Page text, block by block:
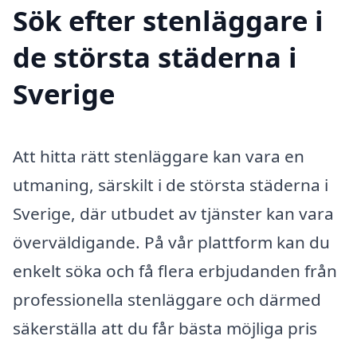
Sök efter stenläggare i
de största städerna i
Sverige
Att hitta rätt stenläggare kan vara en
utmaning, särskilt i de största städerna i
Sverige, där utbudet av tjänster kan vara
överväldigande. På vår plattform kan du
enkelt söka och få flera erbjudanden från
professionella stenläggare och därmed
säkerställa att du får bästa möjliga pris